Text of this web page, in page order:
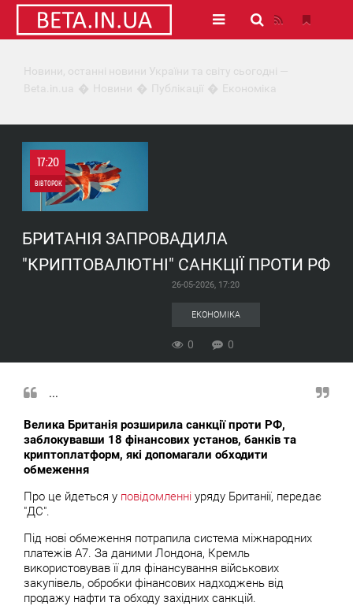
Новини, останні новини України та світу сьогодні —
Beta.in.ua
Новини Публікації Економіка
17:20
ВІВТОРОК
БРИТАНІЯ ЗАПРОВАДИЛА
"КРИПТОВАЛЮТНІ" САНКЦІЇ ПРОТИ РФ
26-05-2026, 17:20
ЕКОНОМІКА
0 0
...
Велика Британія розширила санкції проти РФ,
заблокувавши 18 фінансових установ, банків та
криптоплатформ, які допомагали обходити
обмеження
Про це йдеться у повідомленні уряду Британії, передає
"ДС".
Під нові обмеження потрапила система міжнародних
платежів A7. За даними Лондона, Кремль
використовував її для фінансування військових
закупівель, обробки фінансових надходжень від
продажу нафти та обходу західних санкцій.